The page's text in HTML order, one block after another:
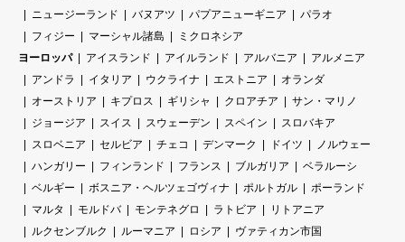
ニュージーランド
バヌアツ パプアニューギニア
パラオ
フィジー
マーシャル諸島
ミクロネシア
ヨーロッパ
アイスランド アイルランド アルバニア
アルメニア
アンドラ
イタリア ウクライナ エストニア
オランダ
オーストリア
キプロス ギリシャ クロアチア
サン・マリノ
ジョージア
スイス スウェーデン スペイン
スロバキア
スロベニア
セルビア チェコ デンマーク ドイツ
ノルウェー
ハンガリー
フィンランド フランス ブルガリア
ベラルーシ
ベルギー
ボスニア・ヘルツェゴヴィナ ポルトガル
ポーランド
マルタ
モルドバ モンテネグロ ラトビア
リトアニア
ルクセンブルク
ルーマニア ロシア ヴァティカン市国